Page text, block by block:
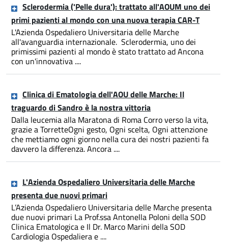
Sclerodermia ('Pelle dura'): trattato all'AOUM uno dei
primi pazienti al mondo con una nuova terapia CAR-T
L'Azienda Ospedaliero Universitaria delle Marche
all'avanguardia internazionale. Sclerodermia, uno dei
primissimi pazienti al mondo è stato trattato ad Ancona
con un'innovativa ....
Clinica di Ematologia dell'AOU delle Marche: Il
traguardo di Sandro è la nostra vittoria
Dalla leucemia alla Maratona di Roma Corro verso la vita,
grazie a TorretteOgni gesto, Ogni scelta, Ogni attenzione
che mettiamo ogni giorno nella cura dei nostri pazienti fa
davvero la differenza. Ancora ....
L'Azienda Ospedaliero Universitaria delle Marche
presenta due nuovi primari
L’Azienda Ospedaliero Universitaria delle Marche presenta
due nuovi primari La Prof.ssa Antonella Poloni della SOD
Clinica Ematologica e Il Dr. Marco Marini della SOD
Cardiologia Ospedaliera e ....